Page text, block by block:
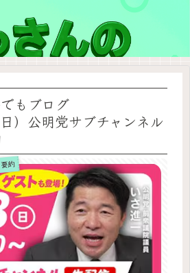
もブログ
）公明党サブチャンネル
約